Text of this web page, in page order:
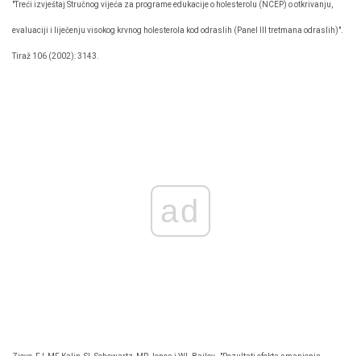
"Treći izvještaj Stručnog vijeća za programe edukacije o holesterolu (NCEP) o otkrivanju,
evaluaciji i liječenju visokog krvnog holesterola kod odraslih (Panel III tretmana odraslih)".
Tiraž 106 (2002): 3143.
ad